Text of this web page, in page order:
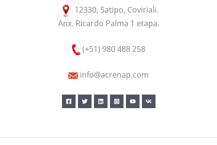
12330, Satipo, Coviriali.
Anx. Ricardo Palma 1 etapa.
(+51) 980 488 258
info@acrenap.com